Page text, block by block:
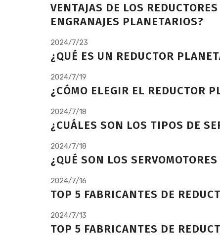
VENTAJAS DE LOS
ENGRANAJES PLANETARIOS?
2024/7/23
¿QUÉ ES UN REDUCTOR
2024/7/19
¿CÓMO ELEGIR EL REDUCTOR
2024/7/18
¿CUÁLES SON LOS TIPOS DE
2024/7/18
¿QUÉ SON LOS
2024/7/16
TOP 5 FABRICANTES DE
2024/7/13
TOP 5 FABRICANTES DE